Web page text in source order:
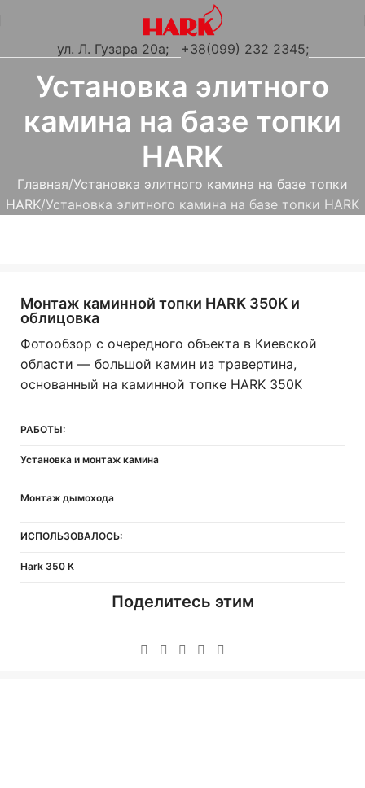
ул. Л. Гузара 20а; +38(099) 232 2345;
Установка элитного
камина на базе топки
HARK
Главная Установка элитного камина на базе топки
HARK Установка элитного камина на базе топки HARK
Монтаж каминной топки HARK 350K и
облицовка
Фотообзор с очередного объекта в Киевской
области — большой камин из травертина,
основанный на каминной топке HARK 350K
РАБОТЫ:
Установка и монтаж камина
Монтаж дымохода
ИСПОЛЬЗОВАЛОСЬ:
Hark 350 K
Поделитесь этим